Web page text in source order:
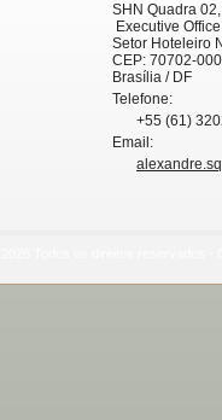
SHN Quadra
Executive
Setor Hoteleiro
CEP: 70702-000
Brasília / DF
Telefone:
+55 (61)
Email: